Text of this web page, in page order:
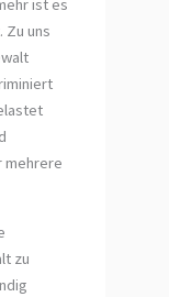
ist es
Zu uns
mehrere
zu